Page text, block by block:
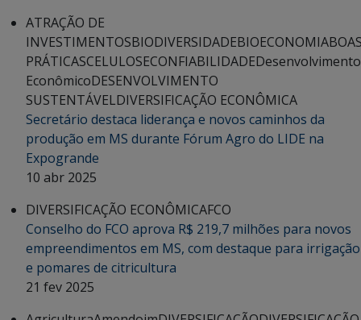
ATRAÇÃO DE
INVESTIMENTOSBIODIVERSIDADEBIOECONOMIA
PRÁTICASCELULOSECONFIABILIDADEDesenvolvimento
EconômicoDESENVOLVIMENTO
SUSTENTÁVELDIVERSIFICAÇÃO ECONÔMICA
Secretário destaca liderança e novos caminhos da
produção em MS durante Fórum Agro do LIDE na
Expogrande
10 abr 2025
DIVERSIFICAÇÃO ECONÔMICAFCO
Conselho do FCO aprova R$ 219,7 milhões para novos
empreendimentos em MS, com destaque para irrigação
e pomares de citricultura
21 fev 2025